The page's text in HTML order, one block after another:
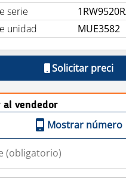
serie
unidad
MUE3582
Solicitar preci
al vendedor
Mostrar número